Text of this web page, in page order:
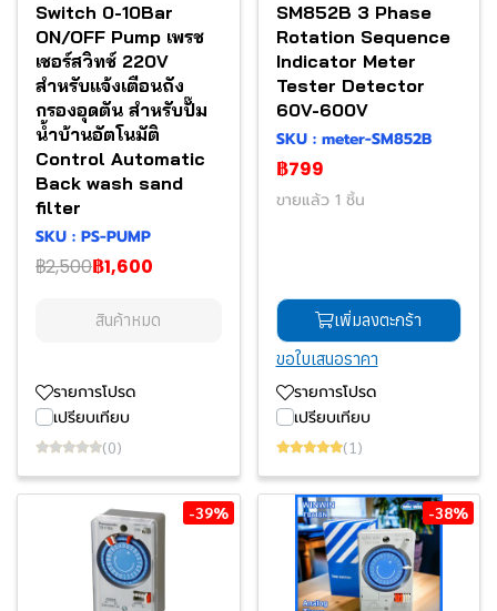
Switch 0-10Bar
ON/OFF Pump เพรช
เชอร์สวิทช์ 220V
สำหรับแจ้งเตือนถัง
กรองอุดตัน สำหรับปั๊ม
น้ำบ้านอัตโนมัติ
Control Automatic
Back wash sand
filter
SKU : PS-PUMP
฿2,500฿1,600
สินค้าหมด
รายการโปรด
เปรียบเทียบ
(0)
SM852B 3 Phase
Rotation Sequence
Indicator Meter
Tester Detector
60V-600V
SKU : meter-SM852B
฿799
ขายแล้ว 1 ชิ้น
เพิ่มลงตะกร้า
ขอใบเสนอราคา
รายการโปรด
เปรียบเทียบ
(1)
-39% -38%